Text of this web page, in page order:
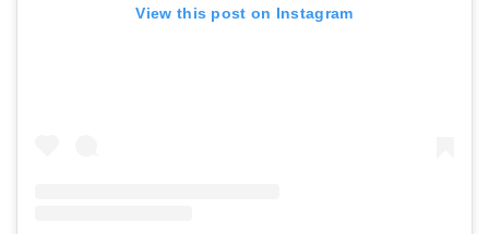
View this post on Instagram